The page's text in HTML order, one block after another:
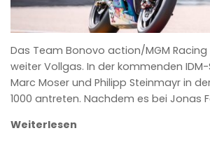
Das Team Bonovo action/MGM
weiter Vollgas. In der kommenden
Marc Moser und Philipp Steinmayr in
1000 antreten. Nachdem es bei Jonas
Weiterlesen